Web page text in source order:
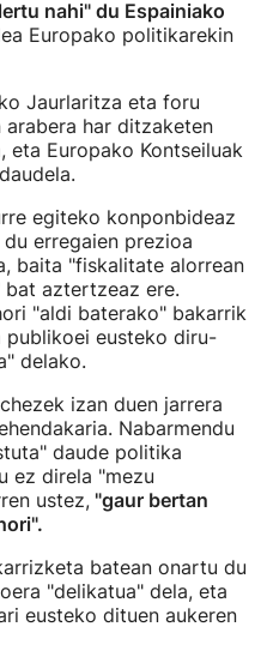
nahi" du Espainiako
Europako politikarekin
Jaurlaritza eta foru
arabera har ditzaketen
eta Europako Kontseiluak
egiteko konponbideaz
erregaien prezioa
baita "fiskalitate alorrean
aztertzeaz ere.
"aldi baterako" bakarrik
eusteko diru-
delako.
izan duen jarrera
Nabarmendu
daude politika
ez direla "mezu
ustez, "gaur bertan
batean onartu du
"delikatua" dela, eta
eusteko dituen aukeren